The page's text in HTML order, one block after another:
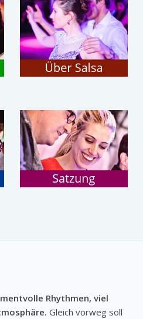
Rhythmen, viel
Gleich vorweg soll